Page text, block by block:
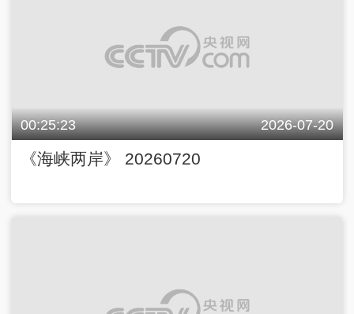
00:25:23 2026-07-20
《海峡两岸》 20260720